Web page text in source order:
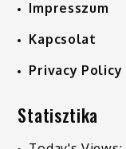
Impresszum
Kapcsolat
Privacy Policy
Statisztika